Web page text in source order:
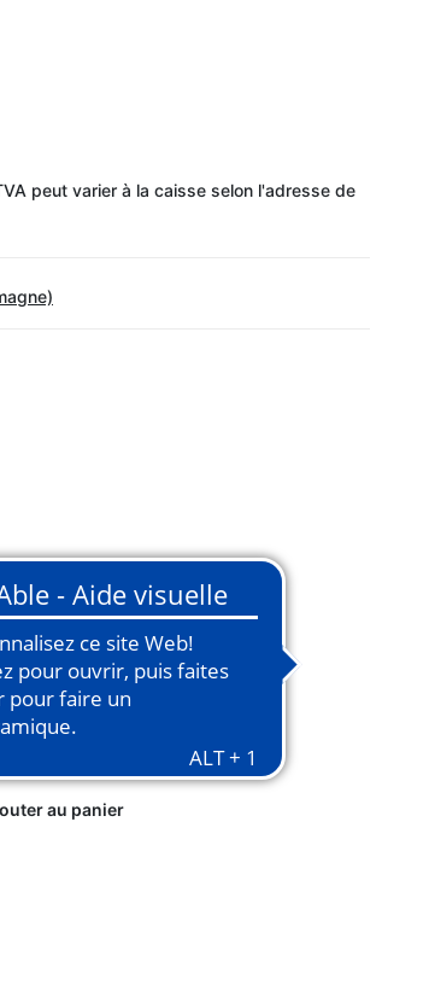
peut varier à la caisse selon l'adresse de
au panier